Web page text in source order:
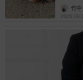
2問続けて不正解を
じゃん！」「ひどい
竹中